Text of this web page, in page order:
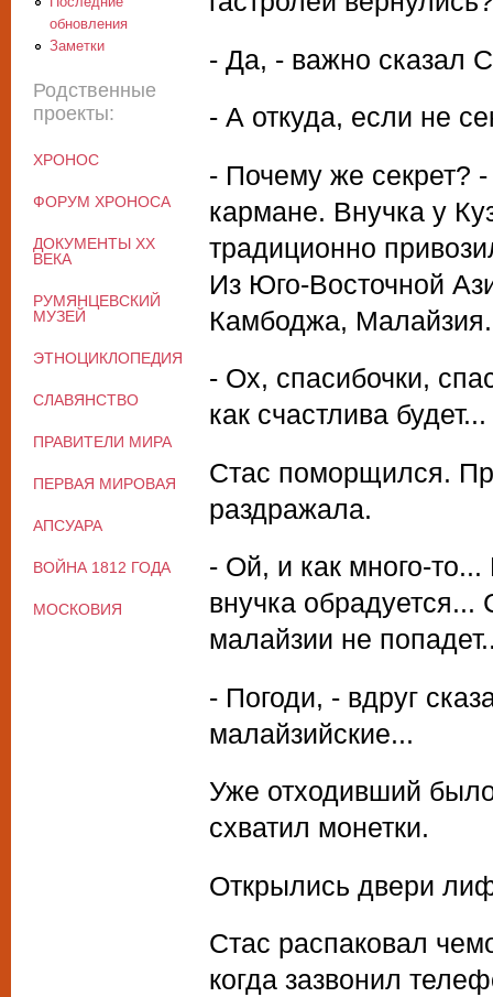
- Да, - важно сказал
- А откуда, если не
- Почему же секрет?
кармане. Внучка у
традиционно
Из Юго-Восточной
Камбоджа,
- Ох, спасибочки,
как счастлива
Стас поморщился.
раздражала.
- Ой, и как много-
внучка обрадуется...
малайзии не
- Погоди, - вдруг
малайзийские...
Уже отходивший
схватил монетки.
Открылись двери
Стас распаковал
когда зазвонил
обновления
Заметки
Родственные
проекты:
ХРОНОС
ФОРУМ ХРОНОСА
ДОКУМЕНТЫ XX
ВЕКА
РУМЯНЦЕВСКИЙ
МУЗЕЙ
ЭТНОЦИКЛОПЕДИЯ
СЛАВЯНСТВО
ПРАВИТЕЛИ МИРА
ПЕРВАЯ МИРОВАЯ
АПСУАРА
ВОЙНА 1812 ГОДА
МОСКОВИЯ